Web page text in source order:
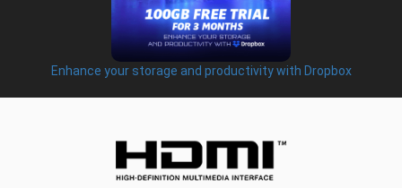
Enhance your storage and productivity with Dropbox